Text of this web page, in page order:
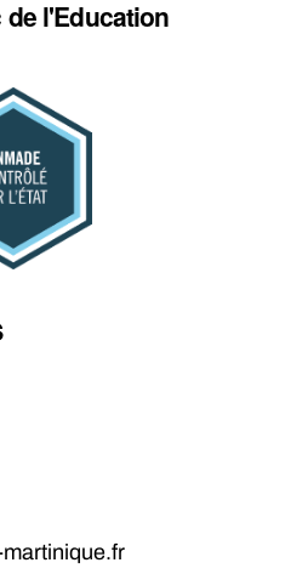
l'Education